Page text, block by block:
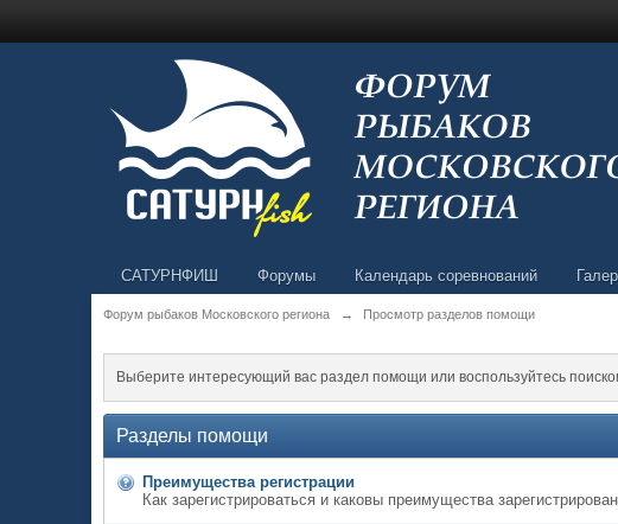
САТУРНФИШ Форумы Календарь соревнований
Форум рыбаков Московского региона → Просмотр разделов помощи
Выберите интересующий вас раздел помощи или воспользуйтесь
Разделы помощи
Преимущества регистрации
Как зарегистрироваться и каковы преимущества